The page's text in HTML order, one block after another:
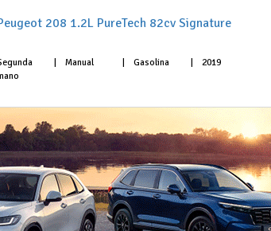
208 1.2L PureTech 82cv Signature
Manual Gasolina 2019